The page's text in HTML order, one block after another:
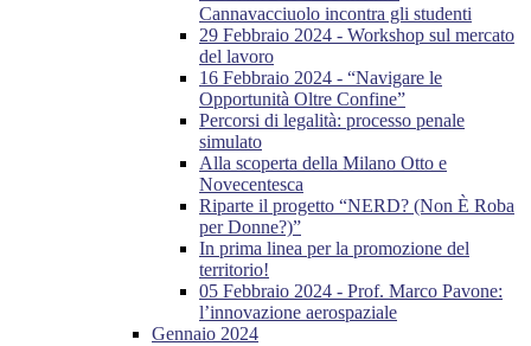
Cannavacciuolo incontra gli studenti
29 Febbraio 2024 - Workshop sul mercato
del lavoro
16 Febbraio 2024 - “Navigare le
Opportunità Oltre Confine”
Percorsi di legalità: processo penale
simulato
Alla scoperta della Milano Otto e
Novecentesca
Riparte il progetto “NERD? (Non È Roba
per Donne?)”
In prima linea per la promozione del
territorio!
05 Febbraio 2024 - Prof. Marco Pavone:
l’innovazione aerospaziale
Gennaio 2024